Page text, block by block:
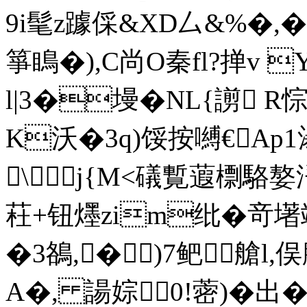
9i髦z躆倸&XD厶
箏瞗�),C尚O秦fl?掸v
l|3�墁�ΝL{謭  R
K沃�3q)馁按嚩
\j{M<礒覱蕸檦駱
荰+钮爅zim纰�竒墸
�3鵅,� )7鲃┳艙l,俣
A�, 諹婃0!蔤)�出�